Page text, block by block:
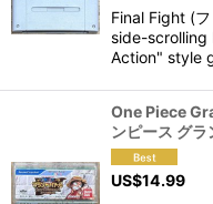
Final Fight (
side-scrolling
Action" style
One Piece
ンピース グ
US$14.99